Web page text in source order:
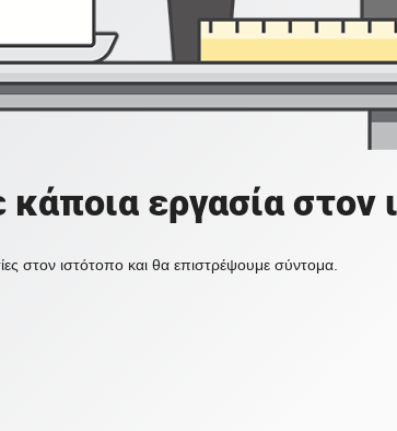
εργασία στον
στον ιστότοπο και θα επιστρέψουμε σύντομα.